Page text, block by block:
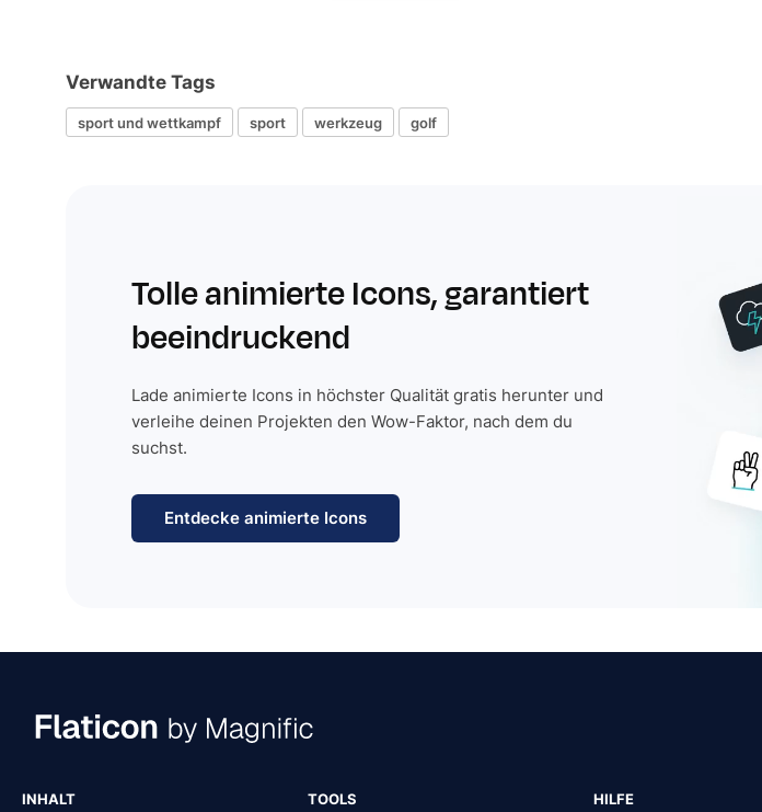
Verwandte Tags
sport und wettkampf sport werkzeug golf
Tolle animierte Icons, garantiert
beeindruckend
Lade animierte Icons in höchster Qualität gratis herunter und
verleihe deinen Projekten den Wow-Faktor, nach dem du
suchst.
Entdecke animierte Icons
INHALT TOOLS HILFE